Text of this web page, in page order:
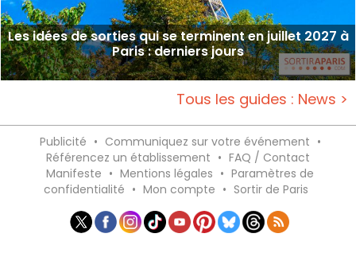
Les idées de sorties qui se terminent en juillet 2027 à
Paris : derniers jours
Tous les guides : News >
Publicité • Communiquez sur votre événement •
Référencez un établissement • FAQ / Contact
Manifeste • Mentions légales • Paramètres de
confidentialité • Mon compte • Sortir de Paris